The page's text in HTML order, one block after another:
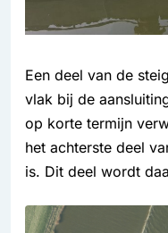
Een deel van de
vlak bij de
op korte termijn
het achterste deel
is. Dit deel wordt